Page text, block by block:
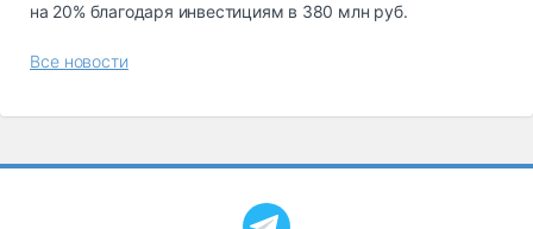
на 20% благодаря инвестициям в 380 млн руб.
Все новости